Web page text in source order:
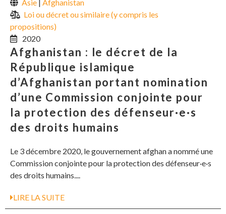
Asie | Afghanistan
Loi ou décret ou similaire (y compris les
propositions)
2020
Afghanistan : le décret de la
République islamique
d’Afghanistan portant nomination
d’une Commission conjointe pour
la protection des défenseur·e·s
des droits humains
Le 3 décembre 2020, le gouvernement afghan a nommé une
Commission conjointe pour la protection des défenseur·e·s
des droits humains....
LIRE LA SUITE